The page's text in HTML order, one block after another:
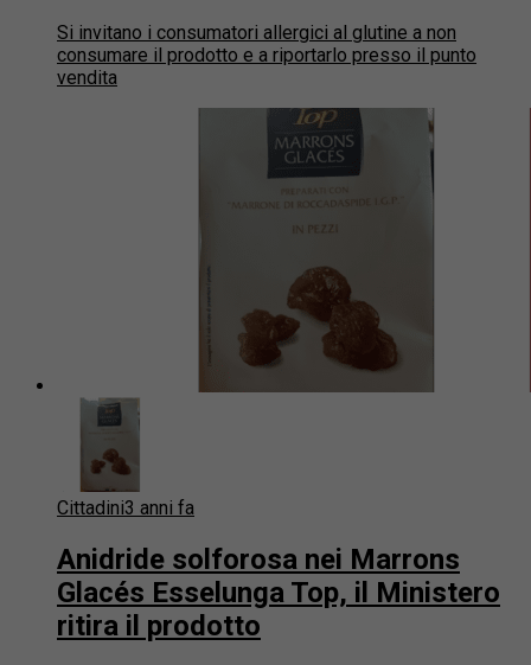
Si invitano i consumatori allergici al glutine a non
consumare il prodotto e a riportarlo presso il punto
vendita
Cittadini3 anni fa
Anidride solforosa nei Marrons
Glacés Esselunga Top, il Ministero
ritira il prodotto